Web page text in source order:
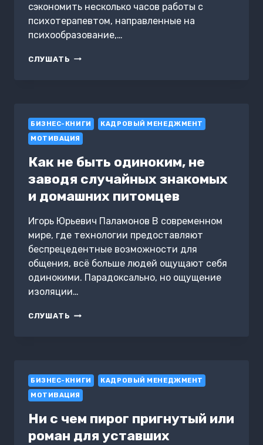
сэкономить несколько часов работы с
психотерапевтом, направленные на
психообразование,…
СЛУШАТЬ ТЕТРАДЬ
БИЗНЕС-КНИГИ
КАДРОВЫЙ МЕНЕДЖМЕНТ
МОТИВАЦИЯ
Как не быть одиноким, не
заводя случайных знакомых
и домашних питомцев
Игорь Юрьевич Паламонов В современном
мире, где технологии предоставляют
беспрецедентные возможности для
общения, всё больше людей ощущают себя
одинокими. Парадоксально, но ощущение
изоляции…
СЛУШАТЬ КАК
СЛУЧАЙНЫХ
ЗНАКОМЫХ
И
ДОМАШНИХ
ПИТОМЦЕВ
БИЗНЕС-КНИГИ
КАДРОВЫЙ МЕНЕДЖМЕНТ
МОТИВАЦИЯ
Ни с чем пирог пригнутый или
роман для уставших